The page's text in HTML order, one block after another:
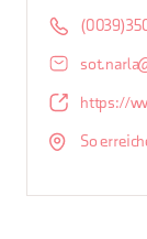
https://
So